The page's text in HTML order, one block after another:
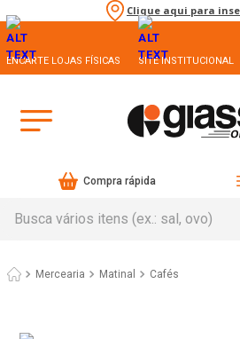
Clique aqui para
ENCARTE LOJAS FÍSICAS SITE INSTITUCIONAL
Compra rápida
Mercearia Matinal Cafés